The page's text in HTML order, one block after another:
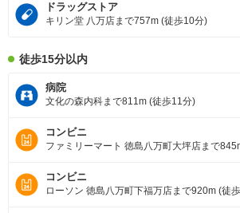
ドラッグストア
キリン堂 八万店まで757m (徒歩10分)
徒歩15分以内
病院
文化の森内科まで811m (徒歩11分)
コンビニ
ファミリーマート 徳島八万町大坪店まで
コンビニ
ローソン 徳島八万町下福万店まで920m (徒